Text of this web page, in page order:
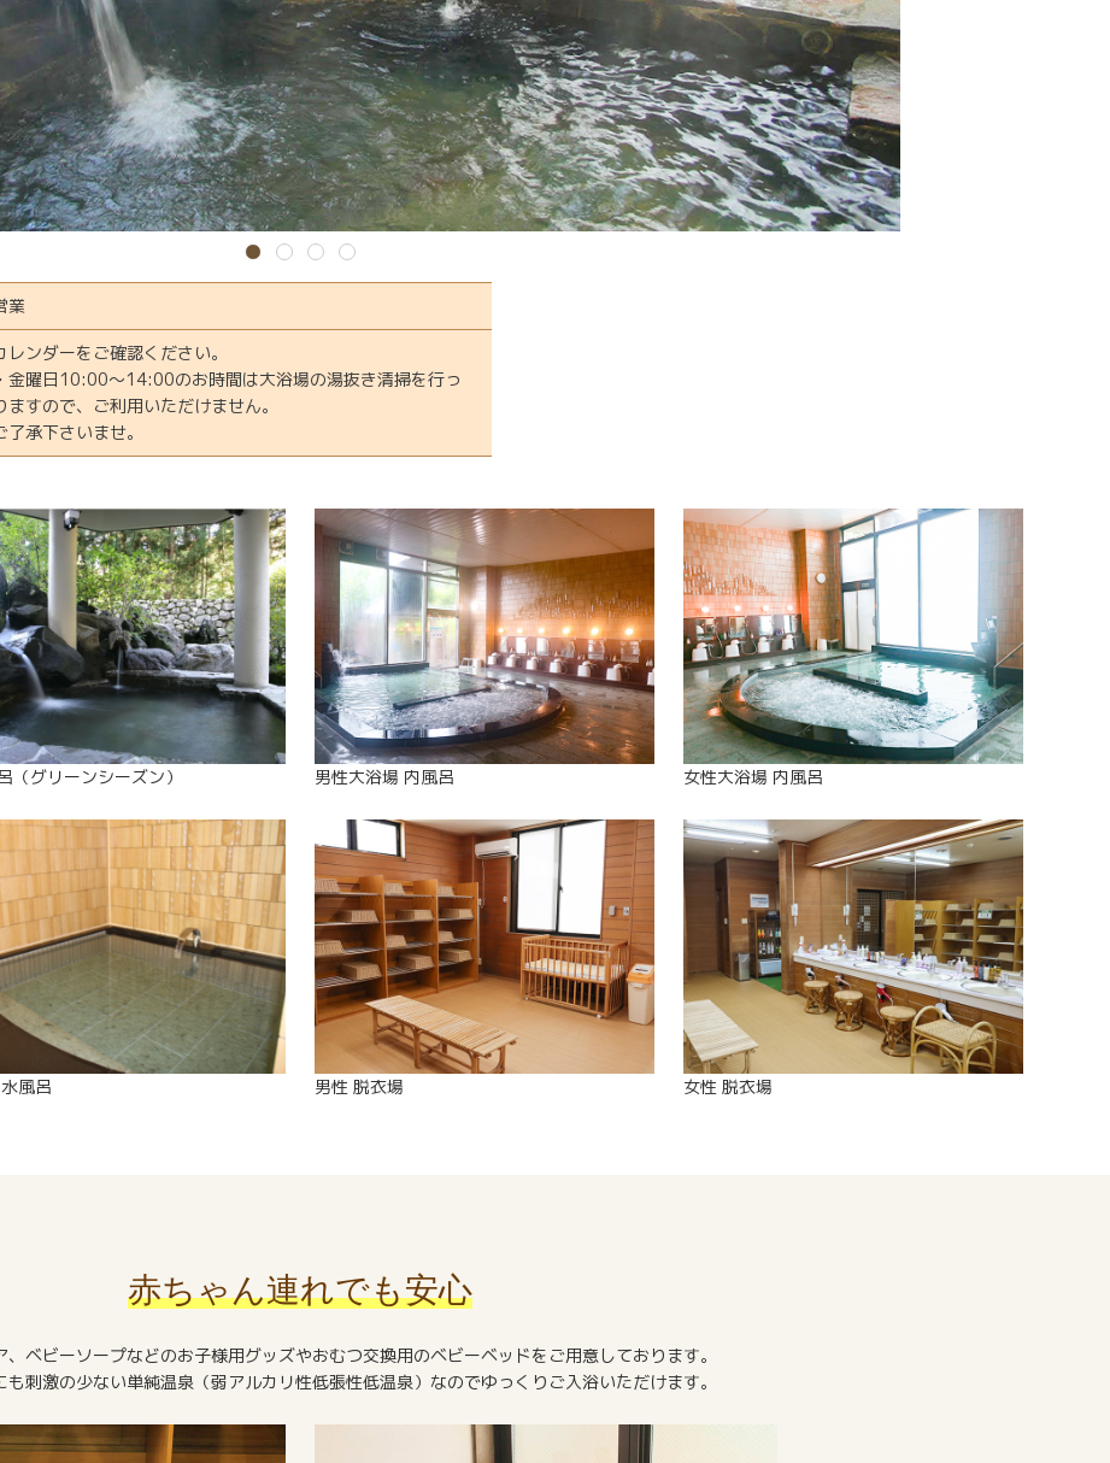
業
レンダーをご確認ください。
金曜日10:00～14:00のお時間は大浴場の湯抜き清掃を行っ
ますので、ご利用いただけません。
了承下さいませ。
（グリーンシーズン） 男性大浴場 内風呂 女性大浴場 内風呂
風呂 男性 脱衣場 女性 脱衣場
赤ちゃん連れでも安心
ベビーソープなどのお子様用グッズやおむつ交換用のベビーベッドをご用意しております。
刺激の少ない単純温泉（弱アルカリ性低張性低温泉）なのでゆっくりご入浴いただけます。